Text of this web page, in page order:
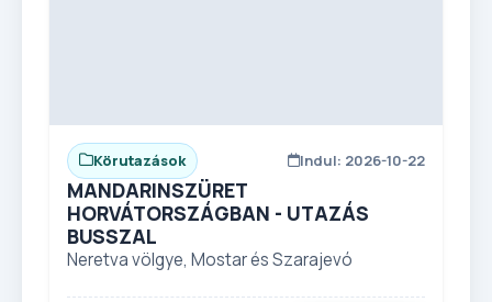
Körutazások Indul: 2026-10-22
MANDARINSZÜRET
HORVÁTORSZÁGBAN - UTAZÁS
BUSSZAL
Neretva völgye, Mostar és Szarajevó